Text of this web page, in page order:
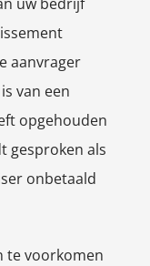
aanvrager
van een
opgehouden
gesproken als
onbetaald
te voorkomen